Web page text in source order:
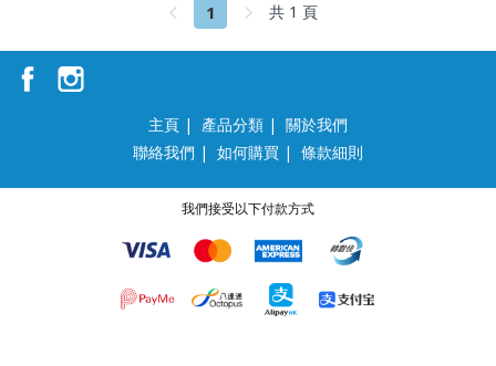
1 共 1 頁
主頁 | 產品分類 | 關於我們
聯絡我們 | 如何購買 | 條款細則
我們接受以下付款方式